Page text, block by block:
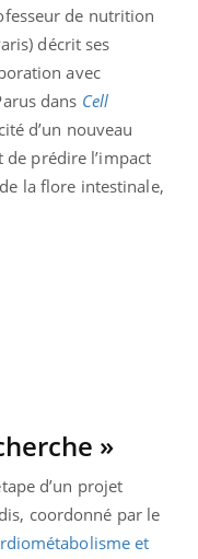
de nutrition
décrit ses
avec
dans Cell
d’un nouveau
prédire l’impact
la flore intestinale,
»
d’un projet
coordonné par le
et